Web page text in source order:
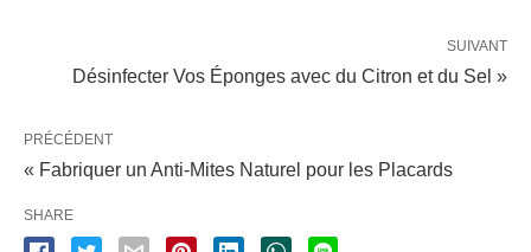
SUIVANT
Désinfecter Vos Éponges avec du Citron et du Sel »
PRÉCÉDENT
« Fabriquer un Anti-Mites Naturel pour les Placards
SHARE